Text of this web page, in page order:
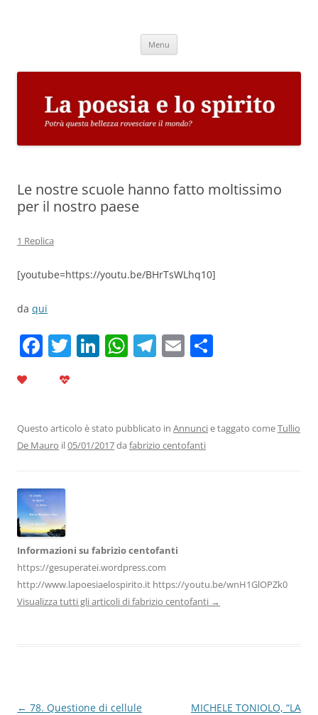
Menu
Le nostre scuole hanno fatto moltissimo
per il nostro paese
1 Replica
[youtube=https://youtu.be/BHrTsWLhq10]
da qui
F
b
o
o
k
T Li
dI
n
W
A
p
T
a
m
E
vi
Questo articolo è stato pubblicato in Annuncie taggato comeTullio
De Mauro il05/01/2017da fabrizio centofanti
Informazioni su fabrizio centofanti
https://gesuperatei.wordpress.com
http://www.lapoesiaelospirito.it https://youtu.be/wnH1GlOPZk0
Visualizza tutti gli articoli di fabrizio centofanti →
Navigazione
← 78. Questione di cellule
MICHELE TONIOLO, “LA